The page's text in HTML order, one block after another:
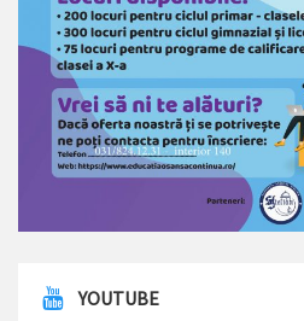
YOUTUBE